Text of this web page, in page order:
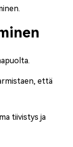
että
tiivistys ja